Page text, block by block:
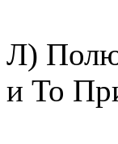
Л)
и То